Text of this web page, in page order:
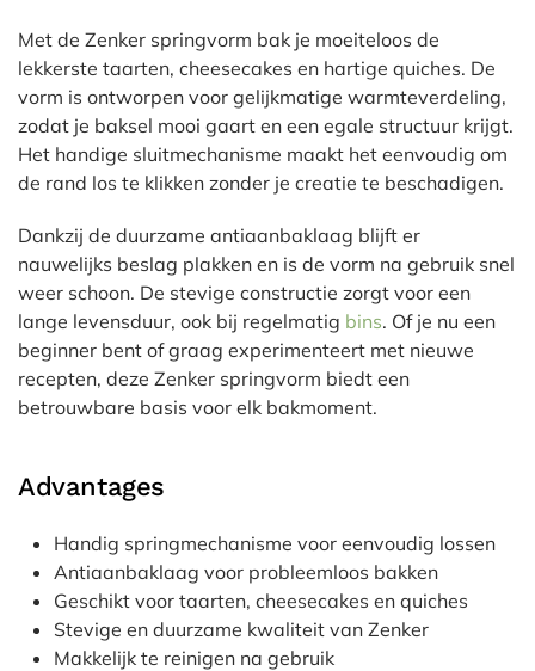
Met de Zenker springvorm bak je moeiteloos de
lekkerste taarten, cheesecakes en hartige quiches. De
vorm is ontworpen voor gelijkmatige warmteverdeling,
zodat je baksel mooi gaart en een egale structuur krijgt.
Het handige sluitmechanisme maakt het eenvoudig om
de rand los te klikken zonder je creatie te beschadigen.
Dankzij de duurzame antiaanbaklaag blijft er
nauwelijks beslag plakken en is de vorm na gebruik snel
weer schoon. De stevige constructie zorgt voor een
lange levensduur, ook bij regelmatig bins. Of je nu een
beginner bent of graag experimenteert met nieuwe
recepten, deze Zenker springvorm biedt een
betrouwbare basis voor elk bakmoment.
Advantages
Handig springmechanisme voor eenvoudig lossen
Antiaanbaklaag voor probleemloos bakken
Geschikt voor taarten, cheesecakes en quiches
Stevige en duurzame kwaliteit van Zenker
Makkelijk te reinigen na gebruik